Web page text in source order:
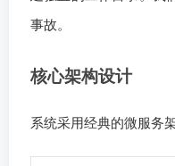
事故。
核心架构设计
系统采用经典的微服务